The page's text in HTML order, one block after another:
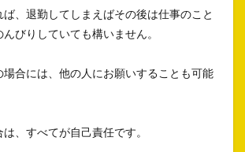
、退勤してしまえばその後は仕事のこと
びりしていても構いません。
場合には、他の人にお願いすることも可能
、すべてが自己責任です。